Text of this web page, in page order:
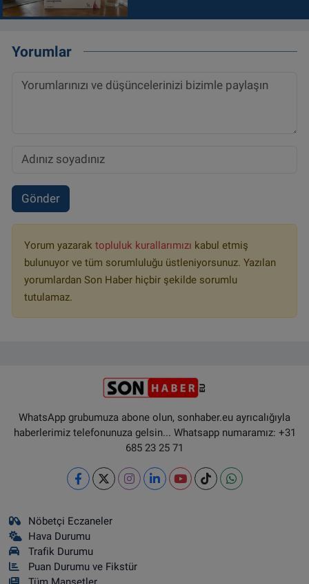
Yorumlar
Gönder
Yorum yazarak topluluk kurallarımızı kabul etmiş
bulunuyor ve tüm sorumluluğu üstleniyorsunuz. Yazılan
yorumlardan Son Haber hiçbir şekilde sorumlu
tutulamaz.
WhatsApp grubumuza abone olun, sonhaber.eu ayrıcalığıyla
haberlerimiz telefonunuza gelsin... Whatsapp numaramız: +31
685 23 25 71
Nöbetçi Eczaneler
Hava Durumu
Trafik Durumu
Puan Durumu ve Fikstür